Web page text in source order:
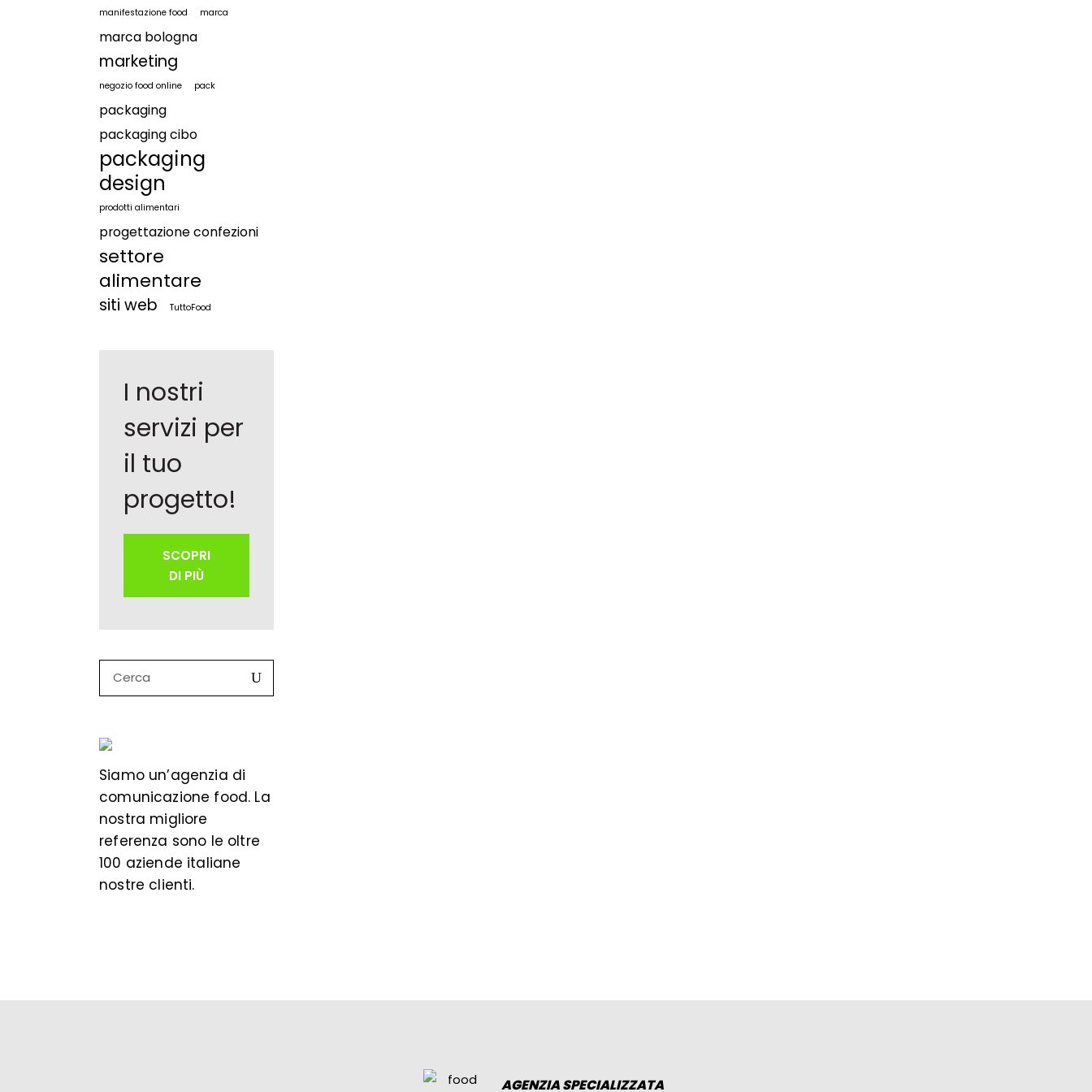
manifestazione food marca
marca bologna
marketing
negozio food online pack
packaging
packaging cibo
packaging
design
prodotti alimentari
progettazione confezioni
settore
alimentare
siti web TuttoFood
I nostri
servizi per
il tuo
progetto!
SCOPRI
DI PIÙ
Siamo un’agenzia di
comunicazione food. La
nostra migliore
referenza sono le oltre
100 aziende italiane
nostre clienti.
AGENZIA SPECIALIZZATA